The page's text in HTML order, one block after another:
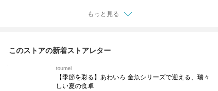
もっと見る
このストアの新着ストアレター
toumei
【季節を彩る】あわいろ 金魚シリーズで迎える、瑞々
しい夏の食卓